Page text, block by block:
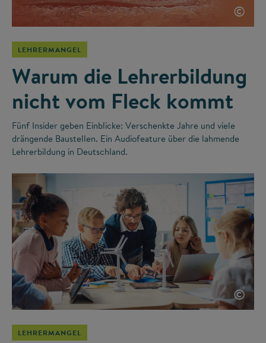
©
LEHRERMANGEL
Warum die Lehrerbildung
nicht vom Fleck kommt
Fünf Insider geben Einblicke: Verschenkte Jahre und viele
drängende Baustellen. Ein Audiofeature über die lahmende
Lehrerbildung in Deutschland.
©
LEHRERMANGEL